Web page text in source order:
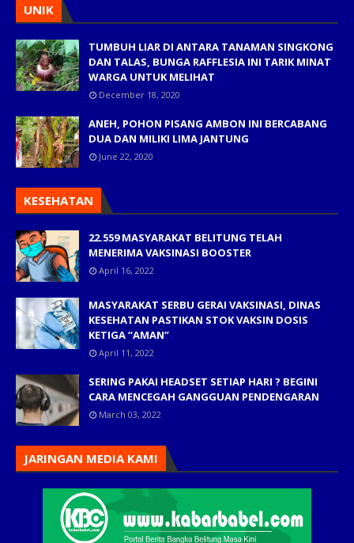
UNIK
TUMBUH LIAR DI ANTARA TANAMAN SINGKONG
DAN TALAS, BUNGA RAFFLESIA INI TARIK MINAT
WARGA UNTUK MELIHAT
December 18, 2020
ANEH, POHON PISANG AMBON INI BERCABANG
DUA DAN MILIKI LIMA JANTUNG
June 22, 2020
KESEHATAN
22.559 MASYARAKAT BELITUNG TELAH
MENERIMA VAKSINASI BOOSTER
April 16, 2022
MASYARAKAT SERBU GERAI VAKSINASI, DINAS
KESEHATAN PASTIKAN STOK VAKSIN DOSIS
KETIGA “AMAN”
April 11, 2022
SERING PAKAI HEADSET SETIAP HARI ? BEGINI
CARA MENCEGAH GANGGUAN PENDENGARAN
March 03, 2022
JARINGAN MEDIA KAMI